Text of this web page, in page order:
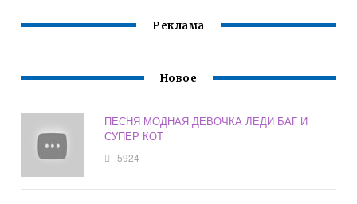
Реклама
Новое
ПЕСНЯ МОДНАЯ ДЕВОЧКА ЛЕДИ БАГ И
СУПЕР КОТ
5924